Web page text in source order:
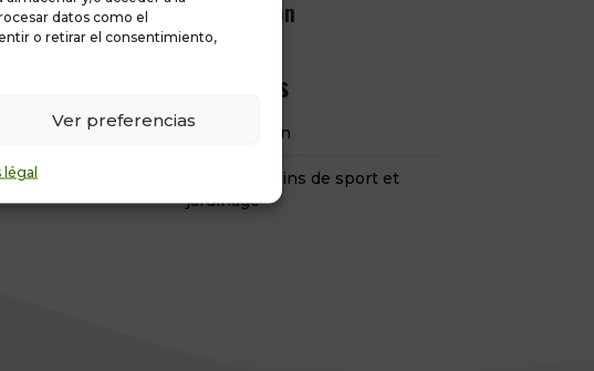
datos como el
o retirar el consentimiento,
Ver preferencias
légal
Construction
Categorías
Construction
Gazon, terrains de sport et
jardinage